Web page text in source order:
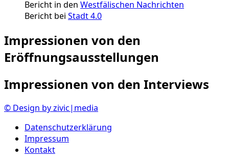
Bericht in den Westfälischen Nachrichten
Bericht bei Stadt 4.0
Impressionen von den
Eröffnungsausstellungen
Impressionen von den Interviews
© Design by zivic|media
Datenschutzerklärung
Impressum
Kontakt